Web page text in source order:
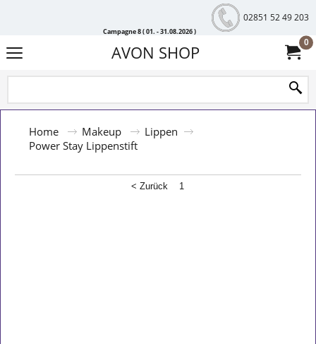
Campagne 8 ( 01. - 31.08.2026 )
02851 52 49 203
AVON SHOP 0
Home Makeup
Lippen
Power Stay Lippenstift
< Zurück 1